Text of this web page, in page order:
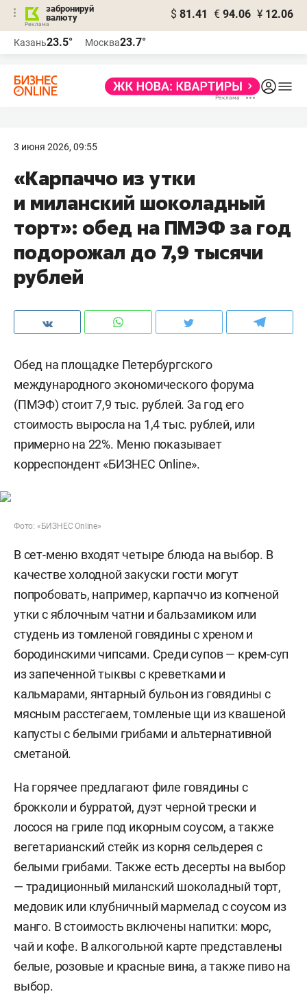
забронируй
валюту
$ 81.41 € 94.06 ¥ 12.06
Казань23.5° Москва23.7°
3 июня 2026, 09:55
«Карпаччо из утки
и миланский шоколадный
торт»: обед на ПМЭФ за год
подорожал до 7,9 тысячи
рублей
Обед на площадке Петербургского
международного экономического форума
(ПМЭФ) стоит 7,9 тыс. рублей. За год его
стоимость выросла на 1,4 тыс. рублей, или
примерно на 22%. Меню показывает
корреспондент «БИЗНЕС Online».
Фото: «БИЗНЕС Online»
В сет-меню входят четыре блюда на выбор. В
качестве холодной закуски гости могут
попробовать, например, карпаччо из копченой
утки с яблочным чатни и бальзамиком или
студень из томленой говядины с хреном и
бородинскими чипсами. Среди супов — крем-суп
из запеченной тыквы с креветками и
кальмарами, янтарный бульон из говядины с
мясным расстегаем, томленые щи из квашеной
капусты с белыми грибами и альтернативной
сметаной.
На горячее предлагают филе говядины с
брокколи и бурратой, дуэт черной трески и
лосося на гриле под икорным соусом, а также
вегетарианский стейк из корня сельдерея с
белыми грибами. Также есть десерты на выбор
— традиционный миланский шоколадный торт,
медовик или клубничный мармелад с соусом из
манго. В стоимость включены напитки: морс,
чай и кофе. В алкогольной карте представлены
белые, розовые и красные вина, а также пиво на
выбор.